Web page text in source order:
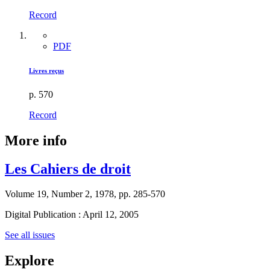
Record
PDF
Livres reçus
p. 570
Record
More info
Les Cahiers de droit
Volume 19, Number 2, 1978, pp. 285-570
Digital Publication : April 12, 2005
See all issues
Explore